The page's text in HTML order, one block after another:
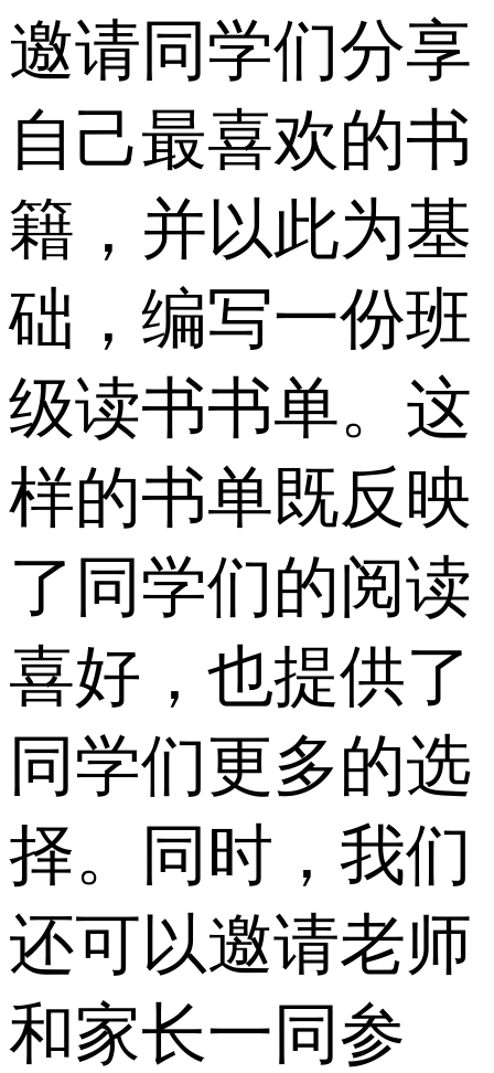
邀请同学们分享
自己最喜欢的书
籍，并以此为基
础，编写一份班
级读书书单。这
样的书单既反映
了同学们的阅读
喜好，也提供了
同学们更多的选
择。同时，我们
还可以邀请老师
和家长一同参